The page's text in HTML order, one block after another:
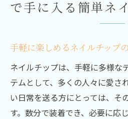
で手に入る簡単ネ
手軽に楽しめるネイルチップ
ネイルチップは、手軽に多様な
テムとして、多くの人々に愛さ
い日常を送る方にとっては、そ
す。数分で装着でき、必要に応